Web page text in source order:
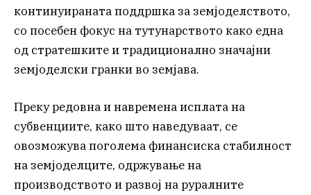
континуираната поддршка за земјоделството,
со посебен фокус на тутунарството како една
од стратешките и традиционално значајни
земјоделски гранки во земјава.
Преку редовна и навремена исплата на
субвенциите, како што наведуваат, се
овозможува поголема финансиска стабилност
на земјоделците, одржување на
производството и развој на руралните